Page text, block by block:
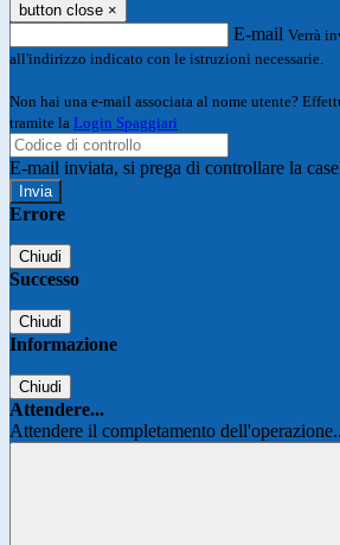
button close ×
E-mail Verrà
all'indirizzo indicato con le istruzioni necessarie.
Non hai una e-mail associata al nome utente?
tramite la Login Spaggiari
E-mail inviata, si prega di controllare la
Errore
Chiudi
Successo
Chiudi
Informazione
Chiudi
Attendere...
Attendere il completamento